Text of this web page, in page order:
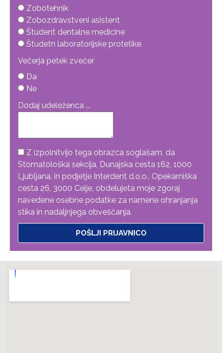
Zobotehnik
Zobozdravstveni asistent
Študent dentalne medicine
Študetn laboratorijske protetike
Večerja petek zvečer
Da
Ne
Dodaj udeleženca ...
Z izpolnitvijo tega obrazca soglašam, da
Stomatološka sekcija, Dunajska cesta 162, 1000
Ljubljana, in podjetje Interdent d.o.o., Opekarniška
cesta 26, 3000 Celje, obdelujeta moje zgoraj
navedene osebne podatke za namene ohranjanja
stika in nadaljnjega obveščanja.
POŠLJI PRIJAVNICO